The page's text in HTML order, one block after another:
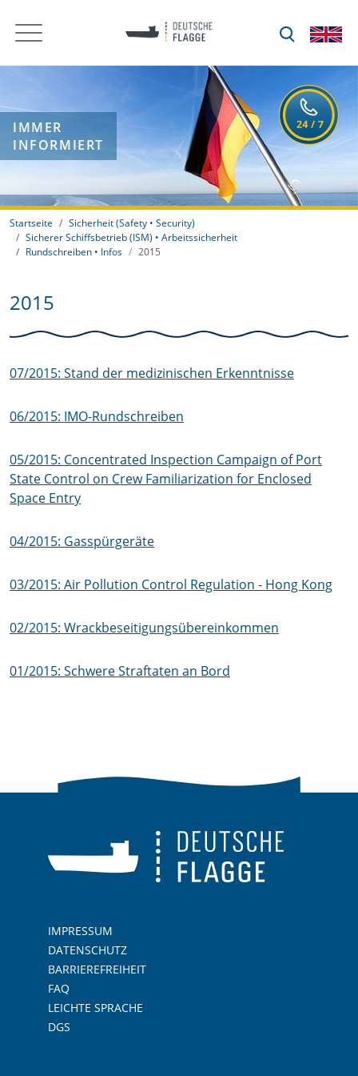
IMMER
INFORMIERT
Startseite
Sicherheit (Safety • Security)
Sicherer Schiffsbetrieb (ISM) • Arbeitssicherheit
Rundschreiben • Infos
2015
2015
07/2015: Stand der medizinischen Erkenntnisse
06/2015: IMO-Rundschreiben
05/2015: Concentrated Inspection Campaign of Port
State Control on Crew Familiarization for Enclosed
Space Entry
04/2015: Gasspürgeräte
03/2015: Air Pollution Control Regulation - Hong Kong
02/2015: Wrackbeseitigungsübereinkommen
01/2015: Schwere Straftaten an Bord
IMPRESSUM
DATENSCHUTZ
BARRIEREFREIHEIT
FAQ
LEICHTE SPRACHE
DGS